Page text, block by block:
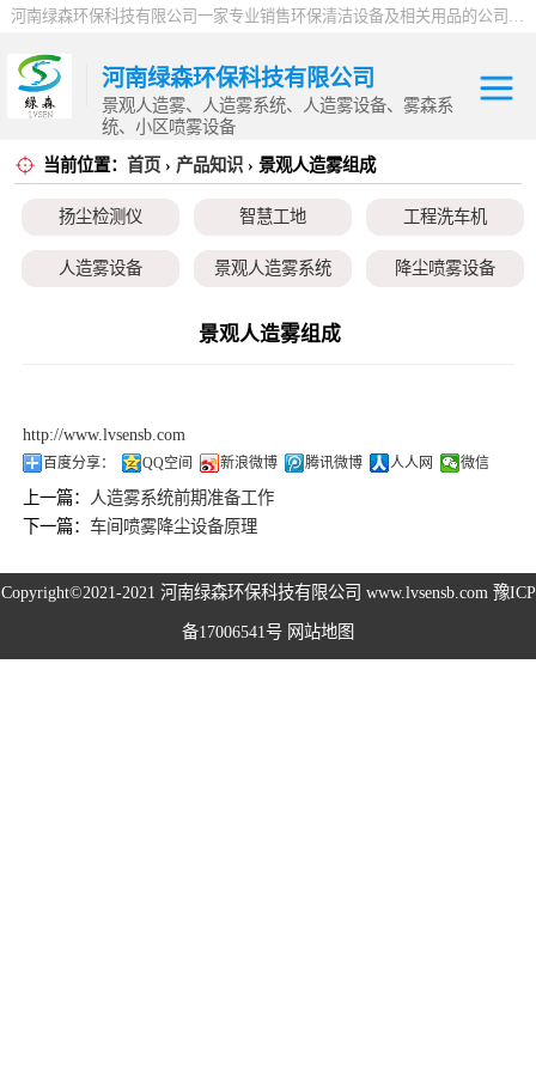
河南绿森环保科技有限公司一家专业销售环保清洁设备及相关用品的公司，产品包括：音乐喷泉、雾森系统、人造雾设备、景观人造雾、人造雾系统、小区喷雾设备、高压喷雾降尘设备、料仓喷雾除尘系统、喷雾降温加湿设备、郑州喷雾消毒设备，等八大系列上百个品种。
河南绿森环保科技有限公司
景观人造雾、人造雾系统、人造雾设备、雾森系
统、小区喷雾设备
当前位置： 首页 › 产品知识 › 景观人造雾组成
扬尘检测仪 智慧工地 工程洗车机
人造雾设备 景观人造雾系统 降尘喷雾设备
高空除尘雾桩
景观人造雾组成
http://www.lvsensb.com
百度分享： QQ空间 新浪微博 腾讯微博 人人网 微信
上一篇： 人造雾系统前期准备工作
下一篇：车间喷雾降尘设备原理
Copyright©2021-2021 河南绿森环保科技有限公司 www.lvsensb.com 豫ICP
备17006541号 网站地图
扬尘检测仪
智慧工地
降尘喷雾设备
小区喷雾设备
高空除尘雾桩